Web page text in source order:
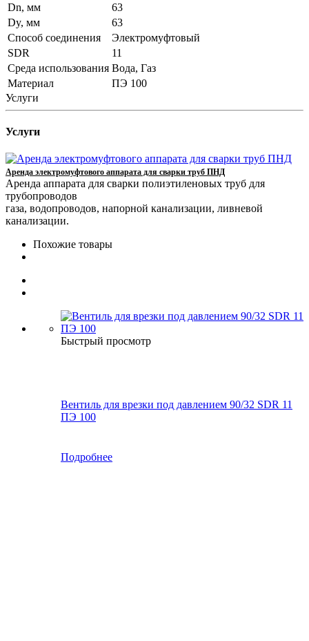
Dn, мм
63
Dy, мм
63
Способ соединения
Электромуфтовый
SDR
11
Среда использования Вода, Газ
Материал
ПЭ 100
Услуги
Услуги
Аренда электромуфтового аппарата для сварки труб ПНД
Аренда аппарата для сварки полиэтиленовых труб для
трубопроводов
газа, водопроводов, напорной канализации, ливневой
канализации.
Похожие товары
Быстрый просмотр
Вентиль для врезки под давлением 90/32 SDR 11
ПЭ 100
Подробнее